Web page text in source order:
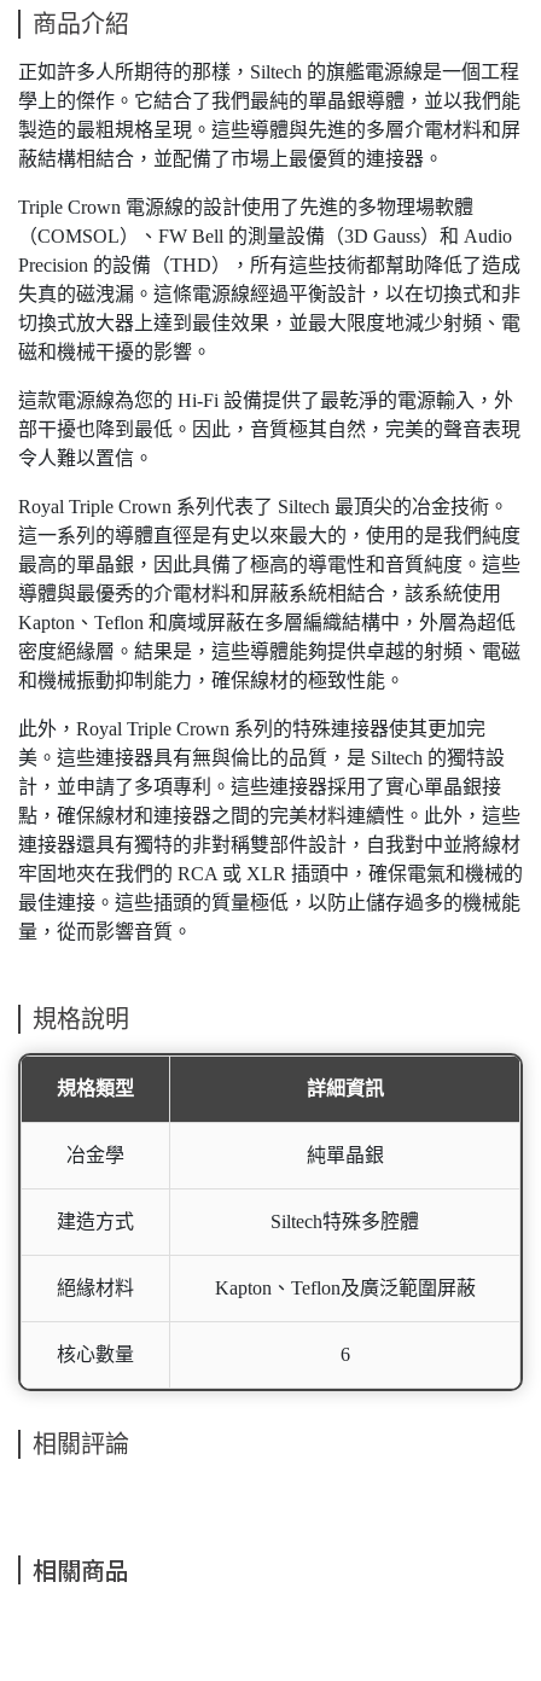
商品介紹
正如許多人所期待的那樣，Siltech 的旗艦電源線是一個工程
學上的傑作。它結合了我們最純的單晶銀導體，並以我們能
製造的最粗規格呈現。這些導體與先進的多層介電材料和屏
蔽結構相結合，並配備了市場上最優質的連接器。
Triple Crown 電源線的設計使用了先進的多物理場軟體
（COMSOL）、FW Bell 的測量設備（3D Gauss）和 Audio
Precision 的設備（THD），所有這些技術都幫助降低了造成
失真的磁洩漏。這條電源線經過平衡設計，以在切換式和非
切換式放大器上達到最佳效果，並最大限度地減少射頻、電
磁和機械干擾的影響。
這款電源線為您的 Hi-Fi 設備提供了最乾淨的電源輸入，外
部干擾也降到最低。因此，音質極其自然，完美的聲音表現
令人難以置信。
Royal Triple Crown 系列代表了 Siltech 最頂尖的冶金技術。
這一系列的導體直徑是有史以來最大的，使用的是我們純度
最高的單晶銀，因此具備了極高的導電性和音質純度。這些
導體與最優秀的介電材料和屏蔽系統相結合，該系統使用
Kapton、Teflon 和廣域屏蔽在多層編織結構中，外層為超低
密度絕緣層。結果是，這些導體能夠提供卓越的射頻、電磁
和機械振動抑制能力，確保線材的極致性能。
此外，Royal Triple Crown 系列的特殊連接器使其更加完
美。這些連接器具有無與倫比的品質，是 Siltech 的獨特設
計，並申請了多項專利。這些連接器採用了實心單晶銀接
點，確保線材和連接器之間的完美材料連續性。此外，這些
連接器還具有獨特的非對稱雙部件設計，自我對中並將線材
牢固地夾在我們的 RCA 或 XLR 插頭中，確保電氣和機械的
最佳連接。這些插頭的質量極低，以防止儲存過多的機械能
量，從而影響音質。
規格說明
規格類型 詳細資訊
冶金學 純單晶銀
建造方式 Siltech特殊多腔體
絕緣材料 Kapton、Teflon及廣泛範圍屏蔽
核心數量 6
相關評論
相關商品